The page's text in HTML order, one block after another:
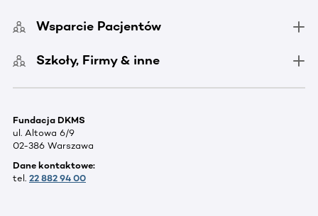
Wsparcie Pacjentów
Szkoły, Firmy & inne
Fundacja DKMS
ul. Altowa 6/9
02-386 Warszawa
Dane kontaktowe:
tel. 22 882 94 00